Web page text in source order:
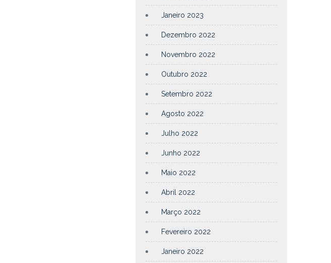
Janeiro 2023
Dezembro 2022
Novembro 2022
Outubro 2022
Setembro 2022
Agosto 2022
Julho 2022
Junho 2022
Maio 2022
Abril 2022
Março 2022
Fevereiro 2022
Janeiro 2022